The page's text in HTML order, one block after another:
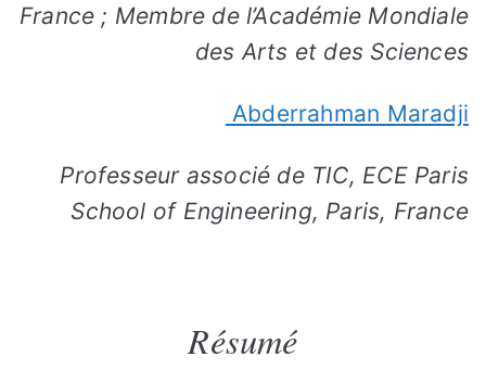
France ; Membre de l’Académie Mondiale
des Arts et des Sciences
Abderrahman Maradji
Professeur associé de TIC, ECE Paris
School of Engineering, Paris, France
Résumé